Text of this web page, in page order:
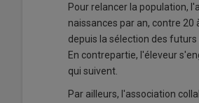
Pour relancer la population,
naissances par an, contre
depuis la sélection des
En contrepartie, l'éleveur
qui suivent.
Par ailleurs, l'association